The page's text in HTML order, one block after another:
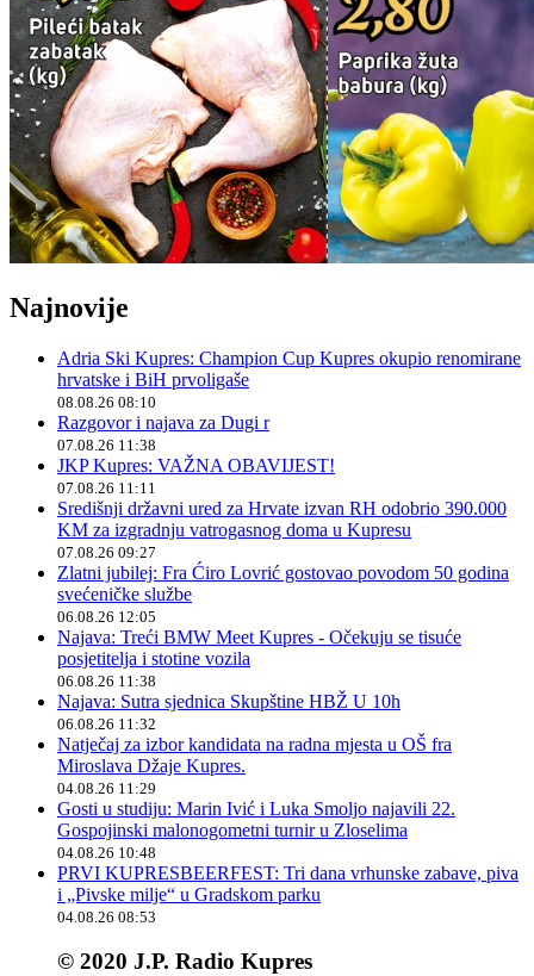
Najnovije
Adria Ski Kupres: Champion Cup Kupres okupio renomirane
hrvatske i BiH prvoligaše
08.08.26 08:10
Razgovor i najava za Dugi r
07.08.26 11:38
JKP Kupres: VAŽNA OBAVIJEST!
07.08.26 11:11
Središnji državni ured za Hrvate izvan RH odobrio 390.000
KM za izgradnju vatrogasnog doma u Kupresu
07.08.26 09:27
Zlatni jubilej: Fra Ćiro Lovrić gostovao povodom 50 godina
svećeničke službe
06.08.26 12:05
Najava: Treći BMW Meet Kupres - Očekuju se tisuće
posjetitelja i stotine vozila
06.08.26 11:38
Najava: Sutra sjednica Skupštine HBŽ U 10h
06.08.26 11:32
Natječaj za izbor kandidata na radna mjesta u OŠ fra
Miroslava Džaje Kupres.
04.08.26 11:29
Gosti u studiju: Marin Ivić i Luka Smoljo najavili 22.
Gospojinski malonogometni turnir u Zloselima
04.08.26 10:48
PRVI KUPRESBEERFEST: Tri dana vrhunske zabave, piva
i „Pivske milje“ u Gradskom parku
04.08.26 08:53
© 2020 J.P. Radio Kupres